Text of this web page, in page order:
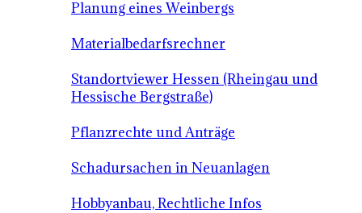
Planung eines Weinbergs
Materialbedarfsrechner
Standortviewer Hessen (Rheingau und
Hessische Bergstraße)
Pflanzrechte und Anträge
Schadursachen in Neuanlagen
Hobbyanbau, Rechtliche Infos